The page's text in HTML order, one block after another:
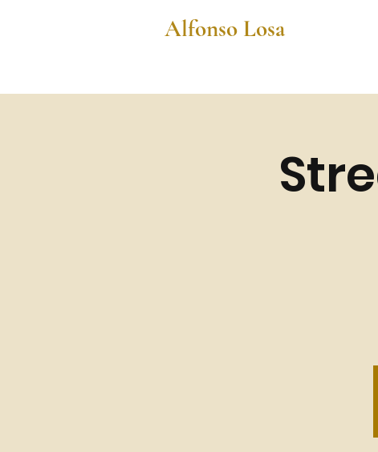
Alfonso Losa